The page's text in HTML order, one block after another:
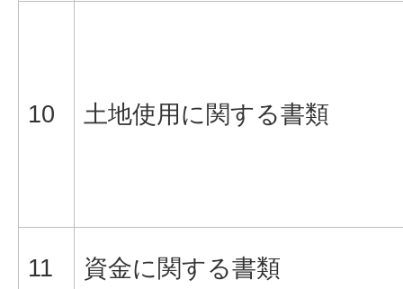
10 土地使用に関する書類
11 資金に関する書類